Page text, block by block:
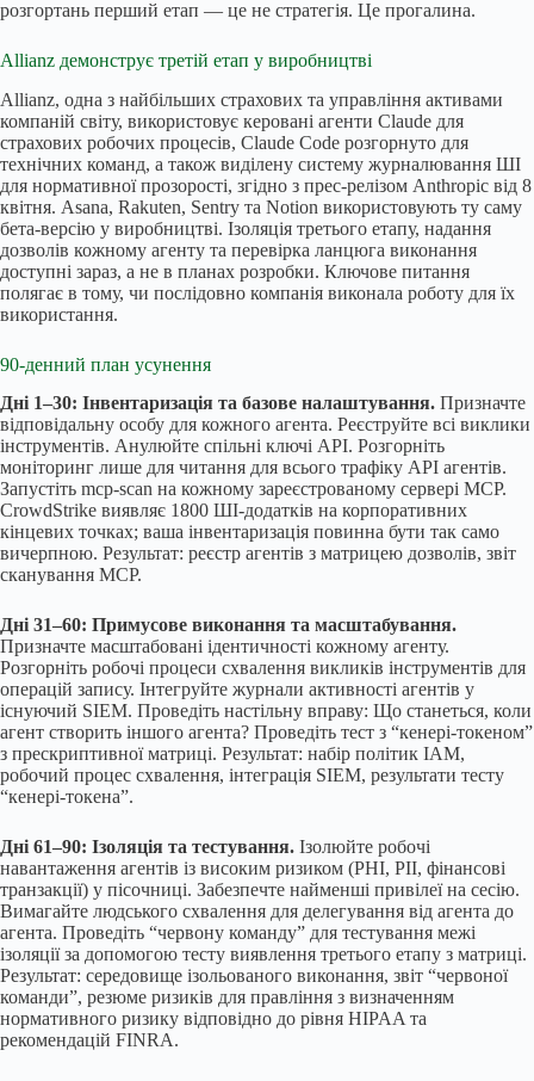
розгортань перший етап — це не стратегія. Це прогалина.
Allianz демонструє третій етап у виробництві
Allianz, одна з найбільших страхових та управління активами
компаній світу, використовує керовані агенти Claude для
страхових робочих процесів, Claude Code розгорнуто для
технічних команд, а також виділену систему журналювання ШІ
для нормативної прозорості, згідно з прес-релізом Anthropic від 8
квітня. Asana, Rakuten, Sentry та Notion використовують ту саму
бета-версію у виробництві. Ізоляція третього етапу, надання
дозволів кожному агенту та перевірка ланцюга виконання
доступні зараз, а не в планах розробки. Ключове питання
полягає в тому, чи послідовно компанія виконала роботу для їх
використання.
90-денний план усунення
Дні 1–30: Інвентаризація та базове налаштування. Призначте
відповідальну особу для кожного агента. Реєструйте всі виклики
інструментів. Анулюйте спільні ключі API. Розгорніть
моніторинг лише для читання для всього трафіку API агентів.
Запустіть mcp-scan на кожному зареєстрованому сервері MCP.
CrowdStrike виявляє 1800 ШІ-додатків на корпоративних
кінцевих точках; ваша інвентаризація повинна бути так само
вичерпною. Результат: реєстр агентів з матрицею дозволів, звіт
сканування MCP.
Дні 31–60: Примусове виконання та масштабування.
Призначте масштабовані ідентичності кожному агенту.
Розгорніть робочі процеси схвалення викликів інструментів для
операцій запису. Інтегруйте журнали активності агентів у
існуючий SIEM. Проведіть настільну вправу: Що станеться, коли
агент створить іншого агента? Проведіть тест з “кенері-токеном”
з прескриптивної матриці. Результат: набір політик IAM,
робочий процес схвалення, інтеграція SIEM, результати тесту
“кенері-токена”.
Дні 61–90: Ізоляція та тестування. Ізолюйте робочі
навантаження агентів із високим ризиком (PHI, PII, фінансові
транзакції) у пісочниці. Забезпечте найменші привілеї на сесію.
Вимагайте людського схвалення для делегування від агента до
агента. Проведіть “червону команду” для тестування межі
ізоляції за допомогою тесту виявлення третього етапу з матриці.
Результат: середовище ізольованого виконання, звіт “червоної
команди”, резюме ризиків для правління з визначенням
нормативного ризику відповідно до рівня HIPAA та
рекомендацій FINRA.